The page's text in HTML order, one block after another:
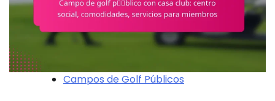
Campos de Golf Públicos